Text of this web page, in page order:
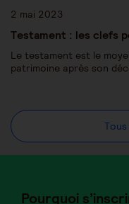
2 mai 2023
Testament : les clefs
Le testament est le
patrimoine après son
Pourquoi